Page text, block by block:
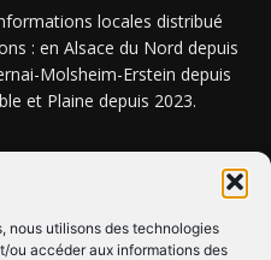
nous utilisons des technologies
ou accéder aux informations des
locales distribué
: en Alsace du Nord depuis
Molsheim-Erstein depuis
et Plaine depuis 2023.